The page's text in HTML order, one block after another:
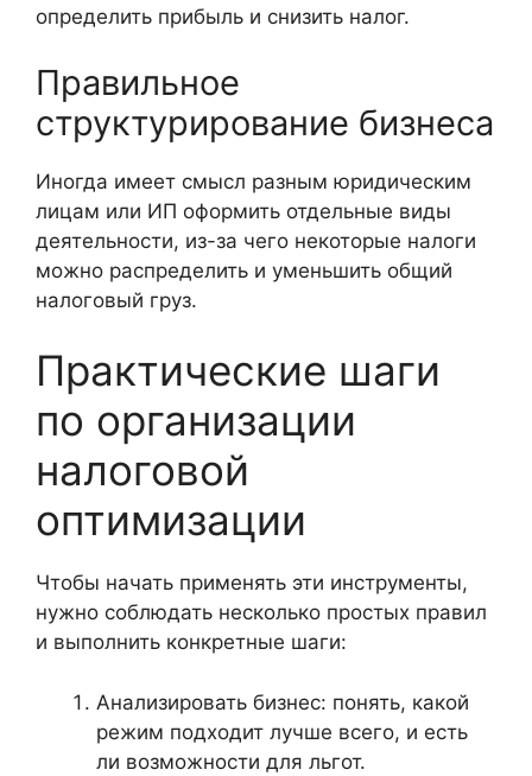
определить прибыль и снизить налог.
Правильное
структурирование бизнеса
Иногда имеет смысл разным юридическим
лицам или ИП оформить отдельные виды
деятельности, из-за чего некоторые налоги
можно распределить и уменьшить общий
налоговый груз.
Практические шаги
по организации
налоговой
оптимизации
Чтобы начать применять эти инструменты,
нужно соблюдать несколько простых правил
и выполнить конкретные шаги:
Анализировать бизнес: понять, какой
режим подходит лучше всего, и есть
ли возможности для льгот.